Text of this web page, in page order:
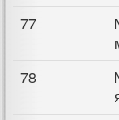
77
78